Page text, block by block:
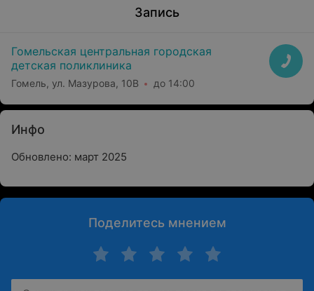
Запись
Гомельская центральная городская
детская поликлиника
Гомель, ул. Мазурова, 10В до 14:00
Инфо
Обновлено: март 2025
Поделитесь мнением